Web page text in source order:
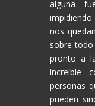
alguna
nos
sobre
pronto a
increíble
personas
pueden